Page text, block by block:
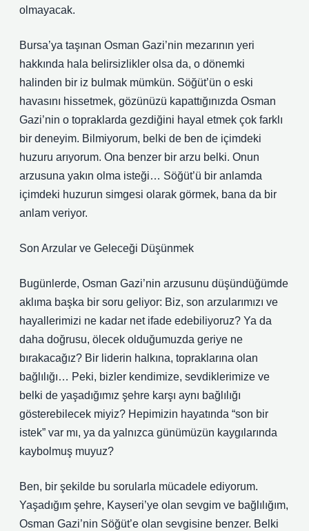
olmayacak.
Bursa’ya taşınan Osman Gazi’nin mezarının yeri
hakkında hala belirsizlikler olsa da, o dönemki
halinden bir iz bulmak mümkün. Söğüt’ün o eski
havasını hissetmek, gözünüzü kapattığınızda Osman
Gazi’nin o topraklarda gezdiğini hayal etmek çok farklı
bir deneyim. Bilmiyorum, belki de ben de içimdeki
huzuru arıyorum. Ona benzer bir arzu belki. Onun
arzusuna yakın olma isteği… Söğüt’ü bir anlamda
içimdeki huzurun simgesi olarak görmek, bana da bir
anlam veriyor.
Son Arzular ve Geleceği Düşünmek
Bugünlerde, Osman Gazi’nin arzusunu düşündüğümde
aklıma başka bir soru geliyor: Biz, son arzularımızı ve
hayallerimizi ne kadar net ifade edebiliyoruz? Ya da
daha doğrusu, ölecek olduğumuzda geriye ne
bırakacağız? Bir liderin halkına, topraklarına olan
bağlılığı… Peki, bizler kendimize, sevdiklerimize ve
belki de yaşadığımız şehre karşı aynı bağlılığı
gösterebilecek miyiz? Hepimizin hayatında “son bir
istek” var mı, ya da yalnızca günümüzün kaygılarında
kaybolmuş muyuz?
Ben, bir şekilde bu sorularla mücadele ediyorum.
Yaşadığım şehre, Kayseri’ye olan sevgim ve bağlılığım,
Osman Gazi’nin Söğüt’e olan sevgisine benzer. Belki